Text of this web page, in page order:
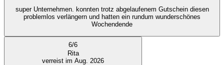
super Unternehmen. konnten trotz abgelaufenem Gutschein diesen
problemlos verlängern und hatten ein rundum wunderschönes
Wochendende
6/6
Rita
verreist im Aug. 2026